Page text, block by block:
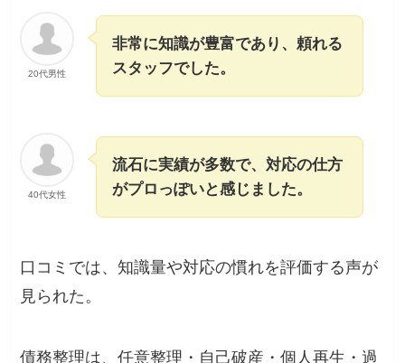
20代男性
非常に知識が豊富であり、頼れる
スタッフでした。
40代女性
流石に実績が多数で、対応の仕方
がプロっぽいと感じました。
口コミでは、知識量や対応の慣れを評価する声が
見られた。
債務整理は、任意整理・自己破産・個人再生・過